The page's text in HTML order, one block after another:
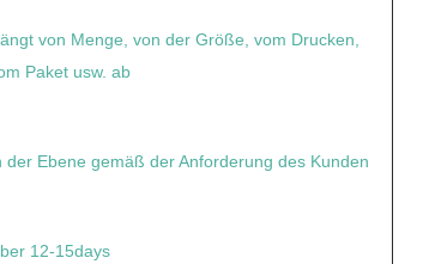
von Menge, von der Größe, vom Drucken,
Paket usw. ab
der Ebene gemäß der Anforderung des Kunden
12-15days